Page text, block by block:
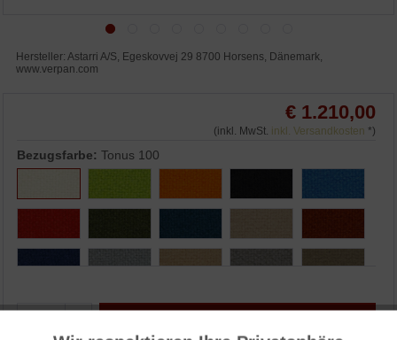
Hersteller: Astarri A/S, Egeskovvej 29 8700 Horsens, Dänemark,
www.verpan.com
€ 1.210,00
(inkl. MwSt. inkl. Versandkosten *)
Bezugsfarbe:Tonus 100